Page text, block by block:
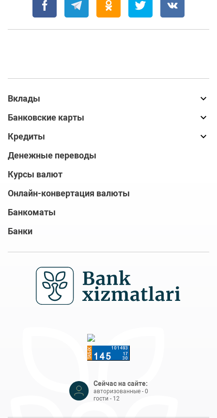
Вклады
Банковские карты
Кредиты
Денежные переводы
Курсы валют
Онлайн-конвертация валюты
Банкоматы
Банки
Сейчас на сайте:
авторизованные - 0
гости - 12